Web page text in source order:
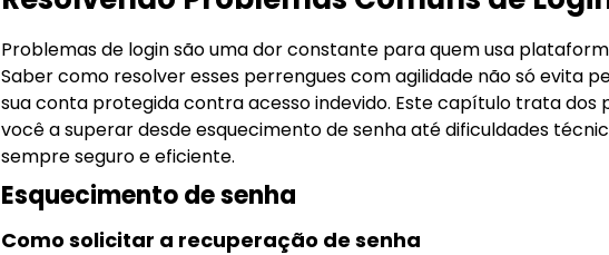
Problemas de login são uma dor constante para quem usa
Saber como resolver esses perrengues com agilidade não só evita
sua conta protegida contra acesso indevido. Este capítulo trata dos
você a superar desde esquecimento de senha até dificuldades
sempre seguro e eficiente.
Esquecimento de senha
Como solicitar a recuperação de senha